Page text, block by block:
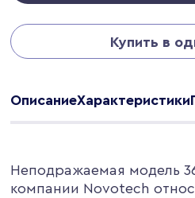
Купить в
ОписаниеХарактеристики
Неподражаемая модель
компании Novotech